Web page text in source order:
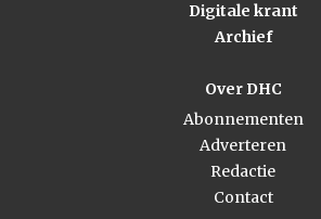
Digitale krant
Archief
Over DHC
Abonnementen
Adverteren
Redactie
Contact